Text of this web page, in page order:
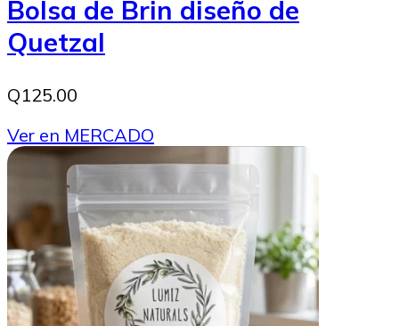
Bolsa de Brin diseño de
Quetzal
Q125.00
Ver en MERCADO